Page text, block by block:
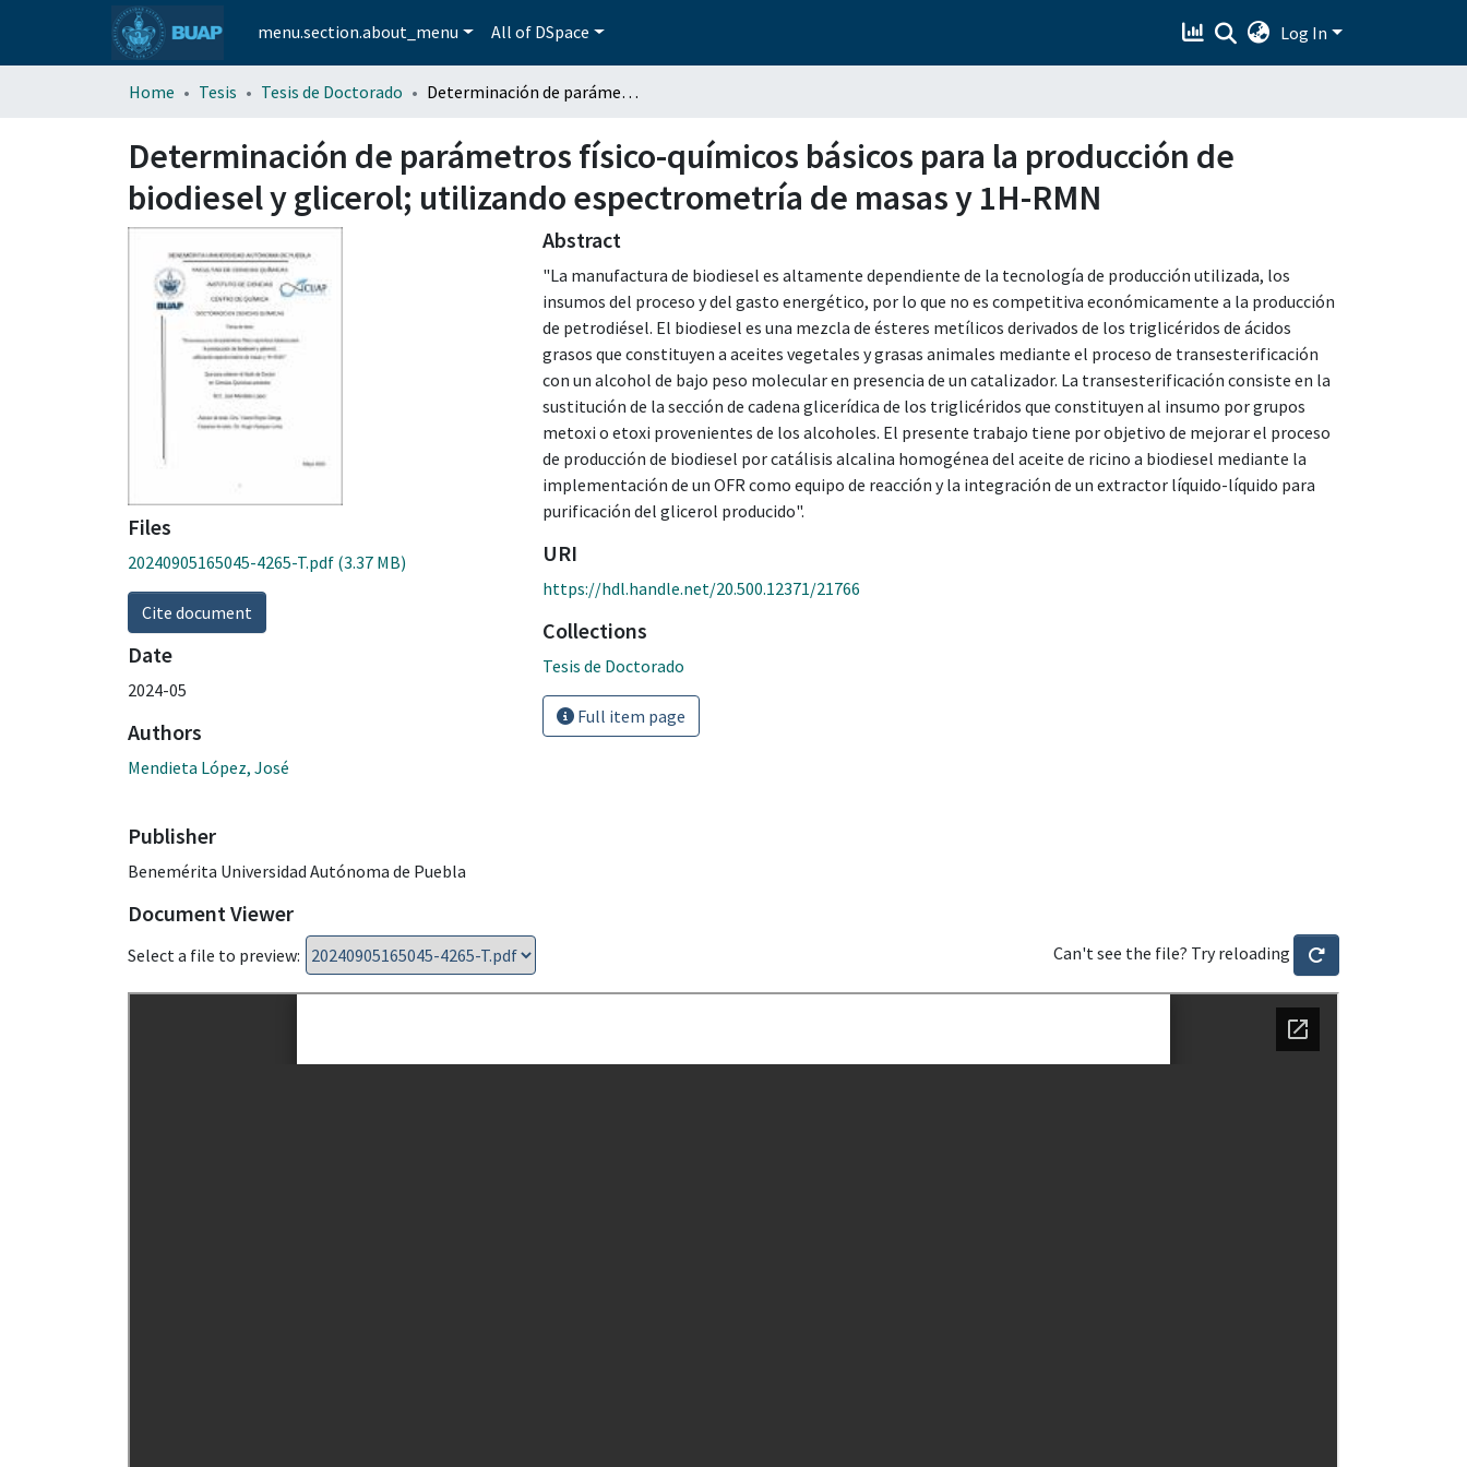
menu.section.about_menu All of DSpace Log In
Home Tesis Tesis de Doctorado Determinación de parámetros físico-químicos básicos para la producción de biodiesel y glicerol; utilizando espectrometría de masas y 1H-RMN
Determinación de parámetros físico-químicos básicos para la producción de
biodiesel y glicerol; utilizando espectrometría de masas y 1H-RMN
Files
20240905165045-4265-T.pdf (3.37 MB)
Cite document
Date
2024-05
Authors
Mendieta López, José
Publisher
Benemérita Universidad Autónoma de Puebla
Abstract
"La manufactura de biodiesel es altamente dependiente de la tecnología de producción utilizada, los
insumos del proceso y del gasto energético, por lo que no es competitiva económicamente a la producción
de petrodiésel. El biodiesel es una mezcla de ésteres metílicos derivados de los triglicéridos de ácidos
grasos que constituyen a aceites vegetales y grasas animales mediante el proceso de transesterificación
con un alcohol de bajo peso molecular en presencia de un catalizador. La transesterificación consiste en la
sustitución de la sección de cadena glicerídica de los triglicéridos que constituyen al insumo por grupos
metoxi o etoxi provenientes de los alcoholes. El presente trabajo tiene por objetivo de mejorar el proceso
de producción de biodiesel por catálisis alcalina homogénea del aceite de ricino a biodiesel mediante la
implementación de un OFR como equipo de reacción y la integración de un extractor líquido-líquido para
purificación del glicerol producido".
URI
https://hdl.handle.net/20.500.12371/21766
Collections
Tesis de Doctorado
Full item page
Document Viewer
Select a file to preview: Can't see the file? Try reloading